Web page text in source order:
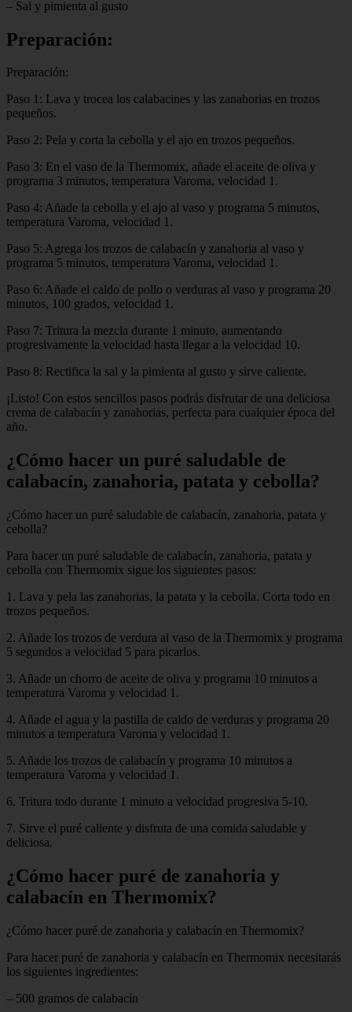
– Sal y pimienta al gusto
Preparación:
Preparación:
Paso 1: Lava y trocea los calabacines y las zanahorias en trozos
pequeños.
Paso 2: Pela y corta la cebolla y el ajo en trozos pequeños.
Paso 3: En el vaso de la Thermomix, añade el aceite de oliva y
programa 3 minutos, temperatura Varoma, velocidad 1.
Paso 4: Añade la cebolla y el ajo al vaso y programa 5 minutos,
temperatura Varoma, velocidad 1.
Paso 5: Agrega los trozos de calabacín y zanahoria al vaso y
programa 5 minutos, temperatura Varoma, velocidad 1.
Paso 6: Añade el caldo de pollo o verduras al vaso y programa 20
minutos, 100 grados, velocidad 1.
Paso 7: Tritura la mezcla durante 1 minuto, aumentando
progresivamente la velocidad hasta llegar a la velocidad 10.
Paso 8: Rectifica la sal y la pimienta al gusto y sirve caliente.
¡Listo! Con estos sencillos pasos podrás disfrutar de una deliciosa
crema de calabacín y zanahorias, perfecta para cualquier época del
año.
¿Cómo hacer un puré saludable de
calabacín, zanahoria, patata y cebolla?
¿Cómo hacer un puré saludable de calabacín, zanahoria, patata y
cebolla?
Para hacer un puré saludable de calabacín, zanahoria, patata y
cebolla con Thermomix sigue los siguientes pasos:
1. Lava y pela las zanahorias, la patata y la cebolla. Corta todo en
trozos pequeños.
2. Añade los trozos de verdura al vaso de la Thermomix y programa
5 segundos a velocidad 5 para picarlos.
3. Añade un chorro de aceite de oliva y programa 10 minutos a
temperatura Varoma y velocidad 1.
4. Añade el agua y la pastilla de caldo de verduras y programa 20
minutos a temperatura Varoma y velocidad 1.
5. Añade los trozos de calabacín y programa 10 minutos a
temperatura Varoma y velocidad 1.
6. Tritura todo durante 1 minuto a velocidad progresiva 5-10.
7. Sirve el puré caliente y disfruta de una comida saludable y
deliciosa.
¿Cómo hacer puré de zanahoria y
calabacín en Thermomix?
¿Cómo hacer puré de zanahoria y calabacín en Thermomix?
Para hacer puré de zanahoria y calabacín en Thermomix necesitarás
los siguientes ingredientes:
– 500 gramos de calabacín